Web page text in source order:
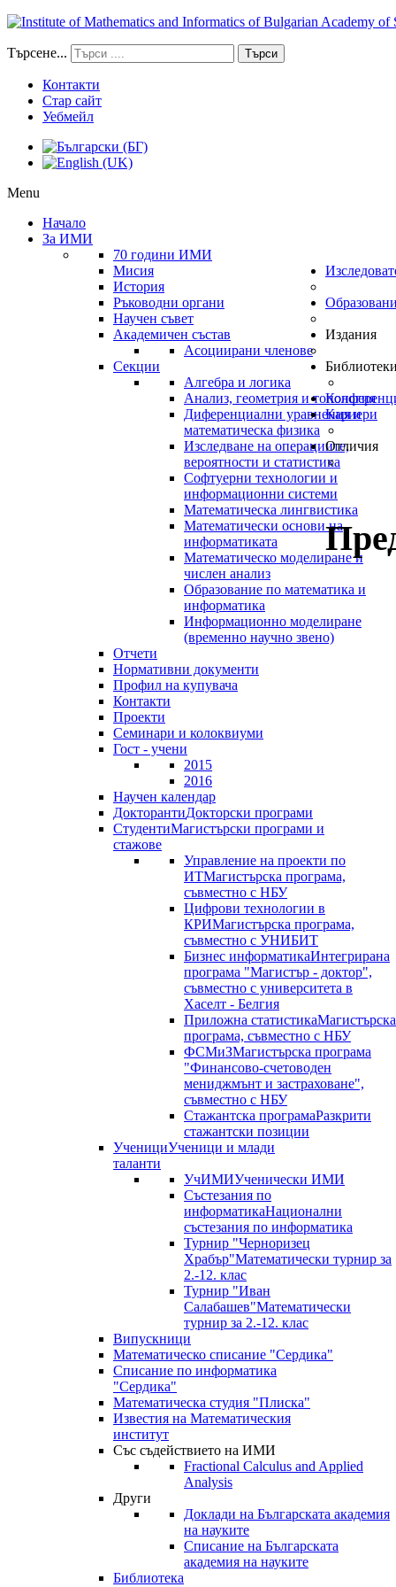
Търсене... Търси
Контакти
Стар сайт
Уебмейл
Menu
Начало
За ИМИ
70 години ИМИ
Мисия
История
Ръководни органи
Научен съвет
Академичен състав
Асоциирани членове
Секции
Алгебра и логика
Анализ, геометрия и топология
Диференциални уравнения и
математическа физика
Изследване на операциите,
вероятности и статистика
Софтуерни технологии и
информационни системи
Математическа лингвистика
Математически основи на
информатиката
Математическо моделиране и
числен анализ
Образование по математика и
информатика
Информационно моделиране
(временно научно звено)
Отчети
Нормативни документи
Профил на купувача
Контакти
Проекти
Семинари и колоквиуми
Гост - учени
2015
2016
Научен календар
ДокторантиДокторски програми
СтудентиМагистърски програми и
стажове
Управление на проекти по
ИТМагистърска програма,
съвместно с НБУ
Цифрови технологии в
КРИМагистърска програма,
съвместно с УНИБИТ
Бизнес информатикаИнтегрирана
програма "Магистър - доктор",
съвместно с университета в
Хаселт - Белгия
Приложна статистикаМагистърска
програма, съвместно с НБУ
ФСМиЗМагистърска програма
"Финансово-счетоводен
мениджмънт и застраховане",
съвместно с НБУ
Стажантска програмаРазкрити
стажантски позиции
УченициУченици и млади
таланти
УчИМИУченически ИМИ
Състезания по
информатикаНационални
състезания по информатика
Турнир "Черноризец
Храбър"Математически турнир за
2.-12. клас
Турнир "Иван
Салабашев"Математически
турнир за 2.-12. клас
Випускници
Издания
Математическо списание "Сердика"
Списание по информатика
"Сердика"
Математическа студия "Плиска"
Известия на Математическия
институт
Със съдействието на ИМИ
Fractional Calculus and Applied
Analysis
Други
Доклади на Българската академия
на науките
Списание на Българската
академия на науките
Библиотека
Кариери
Отличия